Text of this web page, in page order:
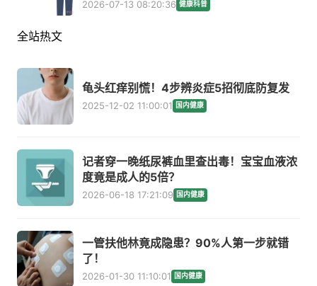
2026-07-13 08:20:36 健康科普
全站热文
龟头红痒别慌！4步辨炎症5招彻底防复发
2025-12-02 11:00:01 国内健康
记者穿一晚纸尿裤血里查出毒！宝宝血液浓
度竟是成人的5倍？
2026-06-18 17:21:09 国内健康
一管扶他林竟成隐患？90%人第一步就错
了！
2026-01-30 11:10:01 国内健康